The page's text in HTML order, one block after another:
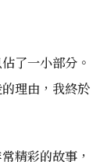
了一小部分。
理由，我終於
精彩的故事，